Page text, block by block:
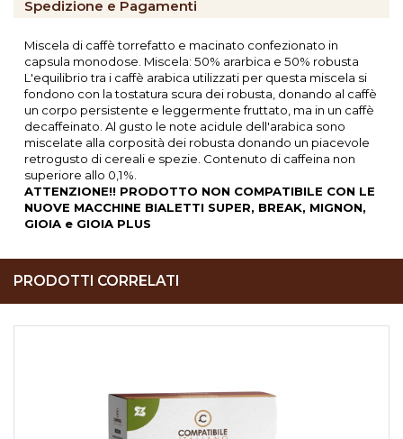
Spedizione e Pagamenti
Miscela di caffè torrefatto e macinato confezionato in
capsula monodose. Miscela: 50% ararbica e 50% robusta
L'equilibrio tra i caffè arabica utilizzati per questa miscela si
fondono con la tostatura scura dei robusta, donando al caffè
un corpo persistente e leggermente fruttato, ma in un caffè
decaffeinato. Al gusto le note acidule dell'arabica sono
miscelate alla corposità dei robusta donando un piacevole
retrogusto di cereali e spezie. Contenuto di caffeina non
superiore allo 0,1%.
ATTENZIONE!! PRODOTTO NON COMPATIBILE CON LE
NUOVE MACCHINE BIALETTI SUPER, BREAK, MIGNON,
GIOIA e GIOIA PLUS
PRODOTTI CORRELATI